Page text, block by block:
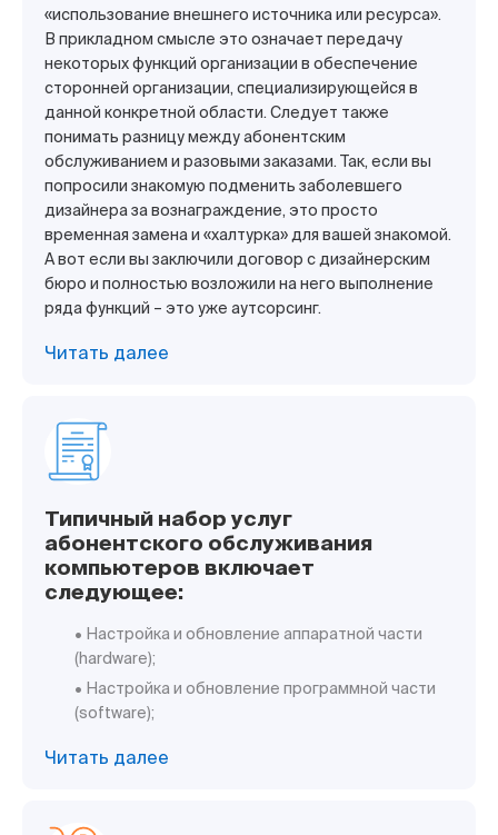
«использование внешнего источника или ресурса».
В прикладном смысле это означает передачу
некоторых функций организации в обеспечение
сторонней организации, специализирующейся в
данной конкретной области. Следует также
понимать разницу между абонентским
обслуживанием и разовыми заказами. Так, если вы
попросили знакомую подменить заболевшего
дизайнера за вознаграждение, это просто
временная замена и «халтурка» для вашей знакомой.
А вот если вы заключили договор с дизайнерским
бюро и полностью возложили на него выполнение
ряда функций – это уже аутсорсинг.
Читать далее
Типичный набор услуг
абонентского обслуживания
компьютеров включает
следующее:
• Настройка и обновление аппаратной части
(hardware);
• Настройка и обновление программной части
(software);
Читать далее